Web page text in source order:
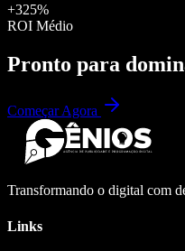
+325%
ROI Médio
Pronto para
Começar Agora
Transformando o digital com
Links